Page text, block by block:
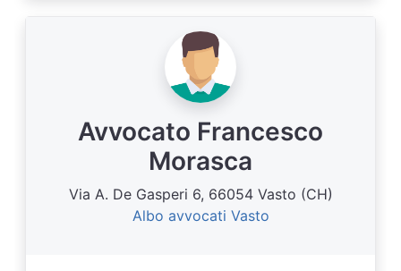
Avvocato Francesco
Morasca
Via A. De Gasperi 6, 66054 Vasto (CH)
Albo avvocati Vasto